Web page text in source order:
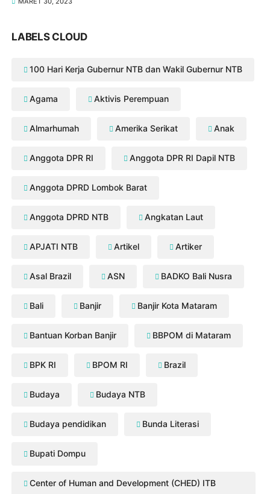
LABELS CLOUD
100 Hari Kerja Gubernur NTB dan Wakil Gubernur NTB
Agama Aktivis Perempuan
Almarhumah Amerika Serikat Anak
Anggota DPR RI Anggota DPR RI Dapil NTB
Anggota DPRD Lombok Barat
Anggota DPRD NTB Angkatan Laut
APJATI NTB Artikel Artiker
Asal Brazil ASN BADKO Bali Nusra
Bali Banjir Banjir Kota Mataram
Bantuan Korban Banjir BBPOM di Mataram
BPK RI BPOM RI Brazil
Budaya Budaya NTB
Budaya pendidikan Bunda Literasi
Bupati Dompu
Center of Human and Development (CHED) ITB